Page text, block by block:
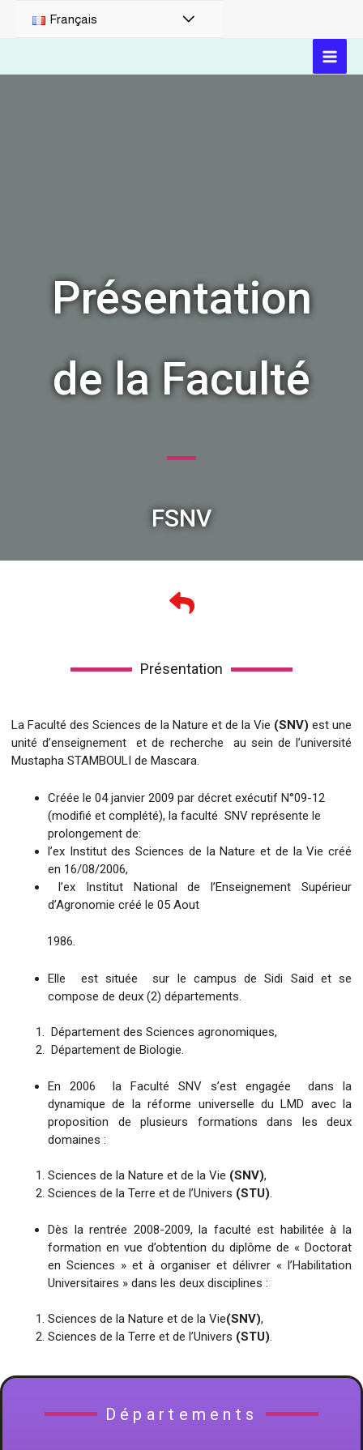
Français
Présentation
de la Faculté
FSNV
Présentation
La Faculté des Sciences de la Nature et de la Vie (SNV) est une
unité d’enseignement et de recherche au sein de l’université
Mustapha STAMBOULI de Mascara.
Créée le 04 janvier 2009 par décret exécutif N°09-12
(modifié et complété), la faculté SNV représente le
prolongement de:
l’ex Institut des Sciences de la Nature et de la Vie créé
en 16/08/2006,
l’ex Institut National de l’Enseignement Supérieur
d’Agronomie créé le 05 Aout
1986.
Elle est située sur le campus de Sidi Said et se
compose de deux (2) départements.
Département des Sciences agronomiques,
Département de Biologie.
En 2006 la Faculté SNV s’est engagée dans la
dynamique de la réforme universelle du LMD avec la
proposition de plusieurs formations dans les deux
domaines :
Sciences de la Nature et de la Vie (SNV),
Sciences de la Terre et de l’Univers (STU).
Dès la rentrée 2008-2009, la faculté est habilitée à la
formation en vue d’obtention du diplôme de « Doctorat
en Sciences » et à organiser et délivrer « l’Habilitation
Universitaires » dans les deux disciplines :
Sciences de la Nature et de la Vie(SNV),
Sciences de la Terre et de l’Univers (STU).
Départements